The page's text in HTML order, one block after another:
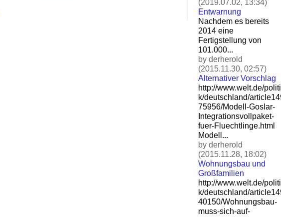
(2019.07.02, 13:34)
Entwarnung
Nachdem es bereits
2014 eine
Fertigstellung von
101.000...
by derherold
(2015.11.30, 02:57)
Alternativer Vorschlag
http://www.welt.de/politi
k/deutschland/
75956/Modell-Goslar-
Integrationsvollpaket-
fuer-Fluechtlinge.html
Modell...
by derherold
(2015.11.28, 18:02)
Wohnungsbau und
Großfamilien
http://www.welt.de/politi
k/deutschland/
40150/Wohnungsbau-
muss-sich-auf-